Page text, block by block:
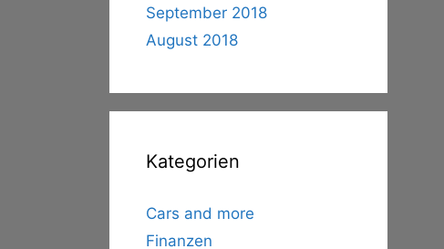
September 2018
August 2018
Kategorien
Cars and more
Finanzen